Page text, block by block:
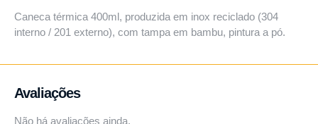
Caneca térmica 400ml, produzida em inox reciclado (304
interno / 201 externo), com tampa em bambu, pintura a pó.
Avaliações
Não há avaliações ainda.